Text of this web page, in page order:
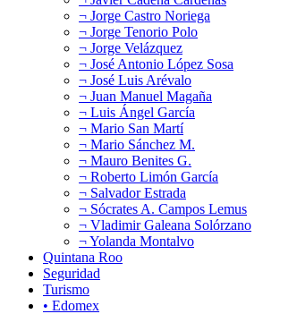
¬ Jorge Castro Noriega
¬ Jorge Tenorio Polo
¬ Jorge Velázquez
¬ José Antonio López Sosa
¬ José Luis Arévalo
¬ Juan Manuel Magaña
¬ Luis Ángel García
¬ Mario San Martí
¬ Mario Sánchez M.
¬ Mauro Benites G.
¬ Roberto Limón García
¬ Salvador Estrada
¬ Sócrates A. Campos Lemus
¬ Vladimir Galeana Solórzano
¬ Yolanda Montalvo
Quintana Roo
Seguridad
Turismo
• Edomex